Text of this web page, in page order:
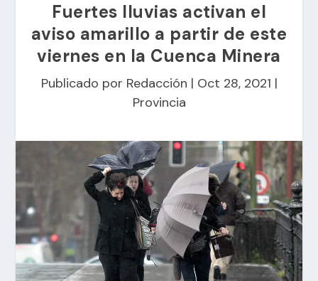
Fuertes lluvias activan el
aviso amarillo a partir de este
viernes en la Cuenca Minera
Publicado por Redacción | Oct 28, 2021 |
Provincia